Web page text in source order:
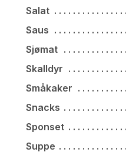
Salat
Saus
Sjømat
Skalldyr
Småkaker
Snacks
Sponset
Suppe